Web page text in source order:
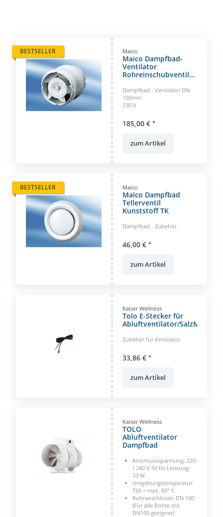
BESTSELLER Maico
Maico Dampfbad-
Ventilator
Rohreinschubventilator
Rohre DN 100, für
jede Einbaulage
geeignet.
Dampfbad - Ventilator DN-
100mm
230 V
185,00 € *
zum Artikel
BESTSELLER Maico
Maico Dampfbad
Tellerventil
Kunststoff TK
Dampfbad - Zubehör
46,00 € *
zum Artikel
Kaiser Wellness
Tolo E-Stecker für
Abluftventilator/SalzMax
Zubehör für Ventilator
33,86 € *
zum Artikel
Kaiser Wellness
TOLO
Abluftventilator
Dampfbad
Anschlussspannung: 220
/ 240 V 50 Hz Leistung:
33 W
Umgebungstemperatur:
T60 = max. 60° C
Rohranschlüsse: DN 100
(Für alle Rohre mit
DN100 geeignet)